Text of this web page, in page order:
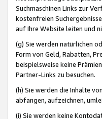
Suchmaschinen Links zur
kostenfreien
auf Ihre Website leiten und
(g) Sie werden natürlichen
Form von Geld, Rabatten,
beispielsweise keine
Partner-Links zu besuchen.
(h) Sie werden die Inhalte
abfangen, aufzeichnen,
(i) Sie werden keine